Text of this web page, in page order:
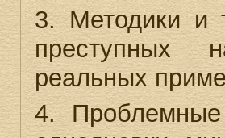
3. Методики и
преступных
реальных
4.